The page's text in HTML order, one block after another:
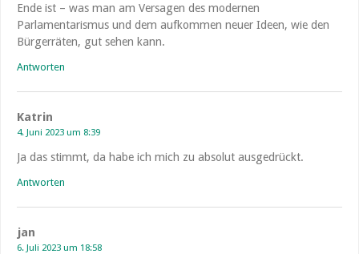
Ende ist – was man am Versagen des modernen
Parlamentarismus und dem aufkommen neuer Ideen, wie den
Bürgerräten, gut sehen kann.
Antworten
Katrin
4. Juni 2023 um 8:39
Ja das stimmt, da habe ich mich zu absolut ausgedrückt.
Antworten
jan
6. Juli 2023 um 18:58